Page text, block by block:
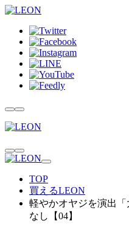
TOP
買えるLEON
軽やかオヤジを演出
なし【04】